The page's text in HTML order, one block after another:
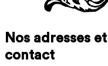
Nos adresses
contact